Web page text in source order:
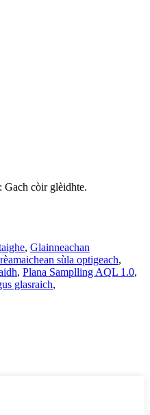
còir glèidhte.
, Glainneachan
sùla optigeach,
, Plana Samplling AQL 1.0,
glasraich,